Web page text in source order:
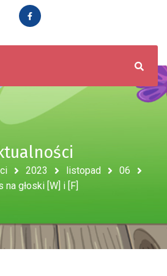
2023 listopad
06
na głoski [W] i [F]